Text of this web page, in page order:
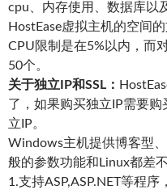
cpu、内存使用、数据库以
HostEase虚拟主机的空间
CPU限制是在5%以内，而
50个。
关于独立IP和SSL：
了，如果购买独立IP需要
立IP。
Windows主机提供博客型
般的参数功能和Linux都差
1.支持ASP,ASP.NET等程